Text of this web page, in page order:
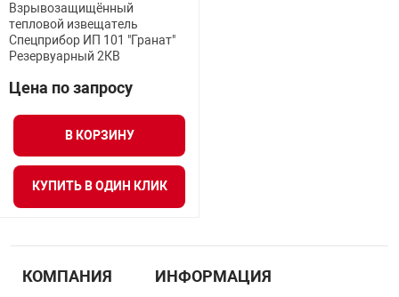
Взрывозащищённый
тепловой извещатель
Спецприбор ИП 101 "Гранат"
Резервуарный 2КВ
Цена по запросу
В КОРЗИНУ
КУПИТЬ В ОДИН КЛИК
КОМПАНИЯ ИНФОРМАЦИЯ